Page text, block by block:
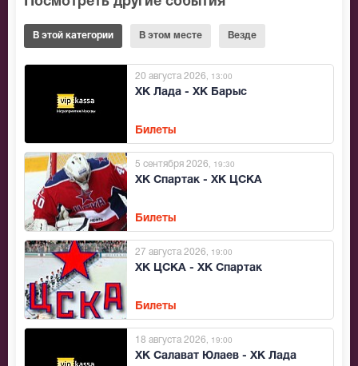
В этой категории В этом месте Везде
ХК Лада - ХК Барыс
20 августа 2026 , 13:00
Билеты
ХК Спартак - ХК ЦСКА
5 сентября 2026 , 19:30
Билеты
ХК ЦСКА - ХК Спартак
27 августа 2026 , 19:00
Билеты
ХК Салават Юлаев - ХК Лада
18 августа 2026 , 19:00